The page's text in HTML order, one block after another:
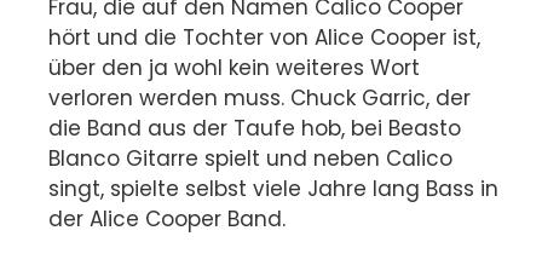
Frau, die auf den Namen Calico Cooper
hört und die Tochter von Alice Cooper ist,
über den ja wohl kein weiteres Wort
verloren werden muss. Chuck Garric, der
die Band aus der Taufe hob, bei Beasto
Blanco Gitarre spielt und neben Calico
singt, spielte selbst viele Jahre lang Bass in
der Alice Cooper Band.